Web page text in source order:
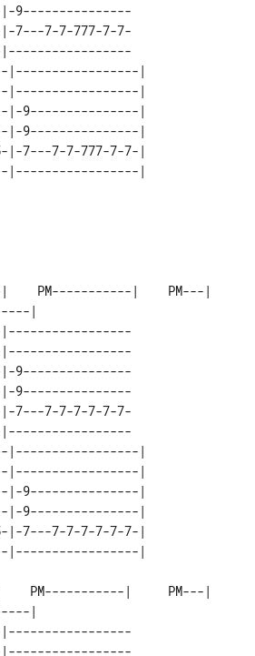
|-9---------------
7---7-7-777-7-7-
|-----------------|
|-----------------|
|-9---------------|
|-9---------------|
7---7-7-777-7-7-|
|
|-9---------------
|-9---------------
7---7-7-7-7-7-7-
|-----------------|
|-----------------|
|-9---------------|
|-9---------------|
|-7---7-7-7-7-7-7-|
|